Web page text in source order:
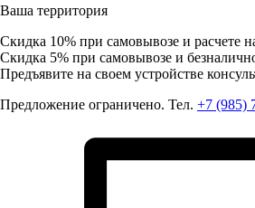
Ваша территория
Скидка 10% при самовывозе и расчете
Скидка 5% при самовывозе и
Предъявите на своем устройстве
Предложение ограничено. Тел. +7 (985)